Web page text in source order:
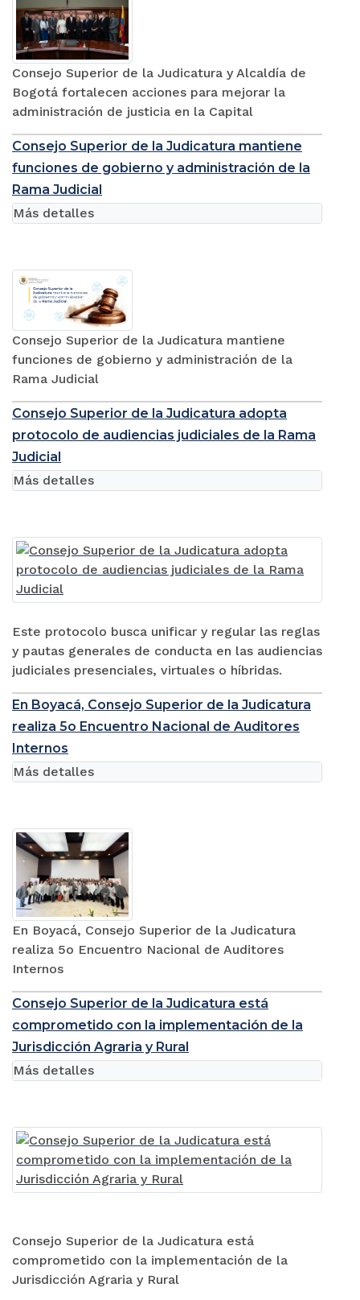
Consejo Superior de la Judicatura y Alcaldía de
Bogotá fortalecen acciones para mejorar la
administración de justicia en la Capital
Consejo Superior de la Judicatura mantiene
funciones de gobierno y administración de la
Rama Judicial
Consejo Superior de la Judicatura mantiene
funciones de gobierno y administración de la
Rama Judicial
Más detalles
Consejo Superior de la Judicatura adopta
protocolo de audiencias judiciales de la Rama
Judicial
Este protocolo busca unificar y regular las reglas
y pautas generales de conducta en las audiencias
judiciales presenciales, virtuales o híbridas.
Más detalles
En Boyacá, Consejo Superior de la Judicatura
realiza 5o Encuentro Nacional de Auditores
Internos
En Boyacá, Consejo Superior de la Judicatura
realiza 5o Encuentro Nacional de Auditores
Internos
Más detalles
Consejo Superior de la Judicatura está
comprometido con la implementación de la
Jurisdicción Agraria y Rural
Consejo Superior de la Judicatura está
comprometido con la implementación de la
Jurisdicción Agraria y Rural
Más detalles